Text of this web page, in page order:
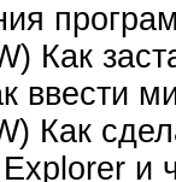
Как
ввести
Как
и